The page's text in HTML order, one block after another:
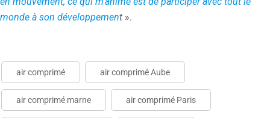
monde à son développement ».
air comprimé air comprimé Aube
air comprimé marne air comprimé Paris